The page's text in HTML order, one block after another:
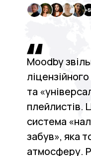
Moodby
та
плейлистів.
система
забув», яка
атмосферу.